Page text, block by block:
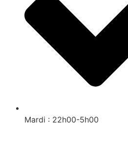
Mardi : 22h00-5h00